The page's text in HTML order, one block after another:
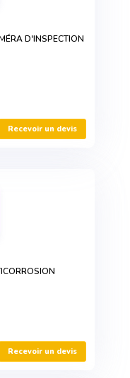
D'INSPECTION
Recevoir un devis
Recevoir un devis